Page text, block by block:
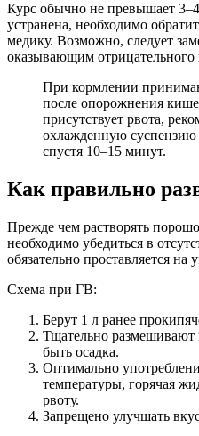
Курс обычно не превышает
устранена, необходимо
медику. Возможно, следует
оказывающим
При кормлении
после опорожнения
присутствует рвота,
охлажденную
спустя 10–15 минут.
Как правильно
Прежде чем растворять
необходимо убедиться в
обязательно проставляется на
Схема при ГВ:
Берут 1 л ранее
Тщательно
быть осадка.
Оптимально
температуры, горячая
рвоту.
Запрещено улучшать